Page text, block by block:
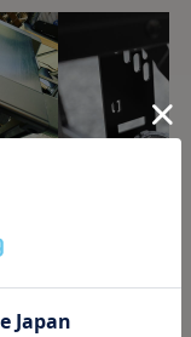
powered by